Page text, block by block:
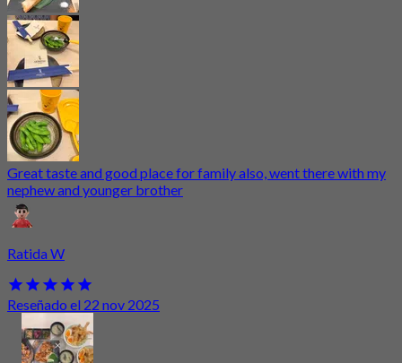
Great taste and good place for family also, went there with my
nephew and younger brother
Ratida W
Reseñado el 22 nov 2025